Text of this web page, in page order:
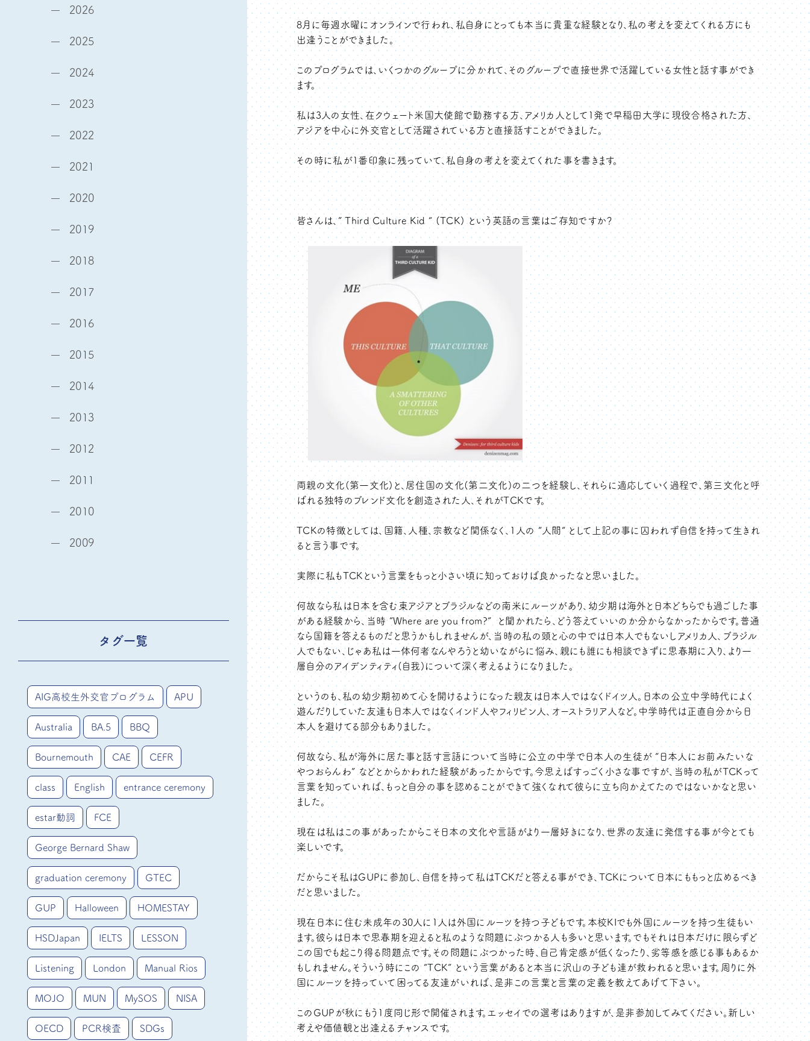
8月に毎週水曜にオンラインで行われ、私自身にとっても本当に貴重な経験となり、私の考えを変えてくれる方にも
出逢うことができました。
このプログラムでは、いくつかのグループに分かれて、そのグループで直接世界で活躍している女性と話す事ができ
ます。
私は3人の女性、在クウェート米国大使館で勤務する方、アメリカ人として1発で早稲田大学に現役合格された方、
アジアを中心に外交官として活躍されている方と直接話すことができました。
その時に私が1番印象に残っていて、私自身の考えを変えてくれた事を書きます。
皆さんは、” Third Culture Kid “ (TCK) という英語の言葉はご存知ですか？
両親の文化(第一文化)と、居住国の文化(第二文化)の二つを経験し、それらに適応していく過程で、第三文化と呼
ばれる独特のブレンド文化を創造された人、それがTCKです。
TCKの特徴としては、国籍、人種、宗教など関係なく、1人の “人間“ として上記の事に囚われず自信を持って生きれ
ると言う事です。
実際に私もTCKという言葉をもっと小さい頃に知っておけば良かったなと思いました。
何故なら私は日本を含む東アジアとブラジルなどの南米にルーツがあり、幼少期は海外と日本どちらでも過ごした事
がある経験から、当時 ”Where are you from?” と聞かれたら、どう答えていいのか分からなかったからです。普通
なら国籍を答えるものだと思うかもしれませんが、当時の私の頭と心の中では日本人でもないしアメリカ人、ブラジル
人でもない、じゃあ私は一体何者なんやろうと幼いながらに悩み、親にも誰にも相談できずに思春期に入り、より一
層自分のアイデンティティ(自我)について深く考えるようになりました。
というのも、私の幼少期初めて心を開けるようになった親友は日本人ではなくドイツ人。日本の公立中学時代によく
遊んだりしていた友達も日本人ではなくインド人やフィリピン人、オーストラリア人など。中学時代は正直自分から日
本人を避けてる部分もありました。
何故なら、私が海外に居た事と話す言語について当時に公立の中学で日本人の生徒が “日本人にお前みたいな
やつおらんわ” などとからかわれた経験があったからです。今思えばすっごく小さな事ですが、当時の私がTCKって
言葉を知っていれば、もっと自分の事を認めることができて強くなれて彼らに立ち向かえてたのではないかなと思い
ました。
現在は私はこの事があったからこそ日本の文化や言語がより一層好きになり、世界の友達に発信する事が今とても
楽しいです。
だからこそ私はGUPに参加し、自信を持って私はTCKだと答える事ができ、TCKについて日本にももっと広めるべき
だと思いました。
現在日本に住む未成年の30人に1人は外国にルーツを持つ子どもです。本校KIでも外国にルーツを持つ生徒もい
ます。彼らは日本で思春期を迎えると私のような問題にぶつかる人も多いと思います。でもそれは日本だけに限らずど
この国でも起こり得る問題点です。その問題にぶつかった時、自己肯定感が低くなったり、劣等感を感じる事もあるか
もしれません。そういう時にこの “TCK” という言葉があると本当に沢山の子ども達が救われると思います。周りに外
国にルーツを持っていて困ってる友達がいれば、是非この言葉と言葉の定義を教えてあげて下さい。
このGUPが秋にもう1度同じ形で開催されます。エッセイでの選考はありますが、是非参加してみてください。新しい
考えや価値観と出逢えるチャンスです。
2026
2025
2024
2023
2022
2021
2020
2019
2018
2017
2016
2015
2014
2013
2012
2011
2010
2009
タグ一覧
AIG高校生外交官プログラム APU
Australia BA.5 BBQ
Bournemouth CAE CEFR
class English entrance ceremony
estar動詞 FCE
George Bernard Shaw
graduation ceremony GTEC
GUP Halloween HOMESTAY
HSDJapan IELTS LESSON
Listening London Manual Rios
MOJO MUN MySOS NISA
OECD PCR検査 SDGs